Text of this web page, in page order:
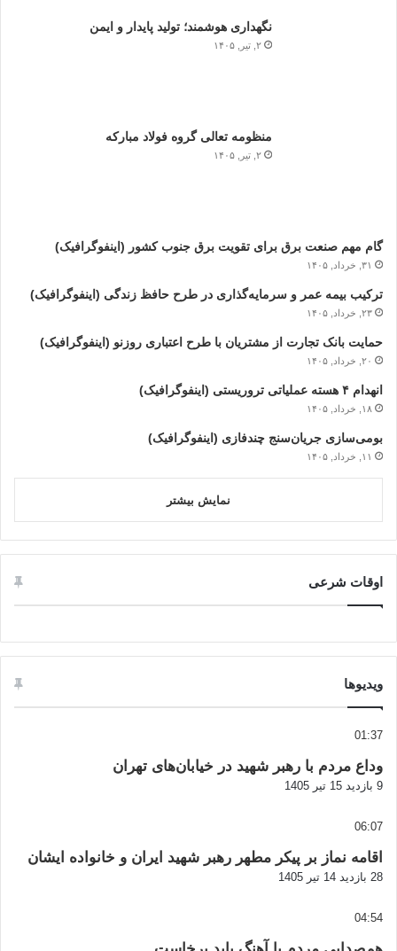
نگهداری هوشمند؛ تولید پایدار و ایمن
۲, تیر, ۱۴۰۵
منظومه تعالی گروه فولاد مبارکه
۲, تیر, ۱۴۰۵
گام مهم صنعت برق برای تقویت برق جنوب کشور (اینفوگرافیک)
۳۱, خرداد, ۱۴۰۵
ترکیب بیمه عمر و سرمایه‌گذاری در طرح حافظ زندگی (اینفوگرافیک)
۲۳, خرداد, ۱۴۰۵
حمایت بانک تجارت از مشتریان با طرح اعتباری روزنو (اینفوگرافیک)
۲۰, خرداد, ۱۴۰۵
انهدام ۴ هسته عملیاتی تروریستی (اینفوگرافیک)
۱۸, خرداد, ۱۴۰۵
بومی‌سازی جریان‌سنج چندفازی (اینفوگرافیک)
۱۱, خرداد, ۱۴۰۵
نمایش بیشتر
اوقات شرعی
ویدیوها
01:37
وداع مردم با رهبر شهید در خیابان‌های تهران
9 بازدید 15 تیر 1405
06:07
اقامه نماز بر پیکر مطهر رهبر شهید ایران و خانواده ایشان
28 بازدید 14 تیر 1405
04:54